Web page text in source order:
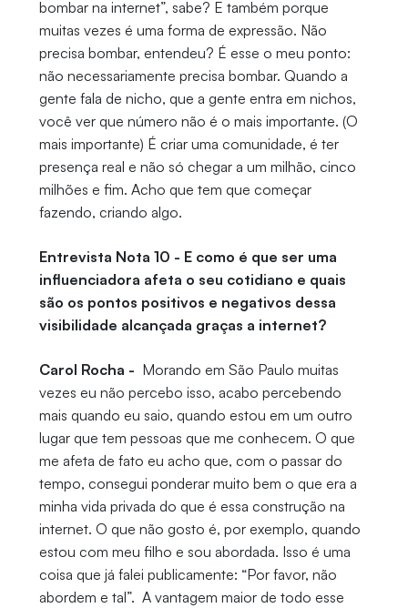
bombar na internet”, sabe? E também porque
muitas vezes é uma forma de expressão. Não
precisa bombar, entendeu? É esse o meu ponto:
não necessariamente precisa bombar. Quando a
gente fala de nicho, que a gente entra em nichos,
você ver que número não é o mais importante. (O
mais importante) É criar uma comunidade, é ter
presença real e não só chegar a um milhão, cinco
milhões e fim. Acho que tem que começar
fazendo, criando algo.
Entrevista Nota 10 - E como é que ser uma
influenciadora afeta o seu cotidiano e quais
são os pontos positivos e negativos dessa
visibilidade alcançada graças a internet?
Carol Rocha - Morando em São Paulo muitas
vezes eu não percebo isso, acabo percebendo
mais quando eu saio, quando estou em um outro
lugar que tem pessoas que me conhecem. O que
me afeta de fato eu acho que, com o passar do
tempo, consegui ponderar muito bem o que era a
minha vida privada do que é essa construção na
internet. O que não gosto é, por exemplo, quando
estou com meu filho e sou abordada. Isso é uma
coisa que já falei publicamente: “Por favor, não
abordem e tal”. A vantagem maior de todo esse